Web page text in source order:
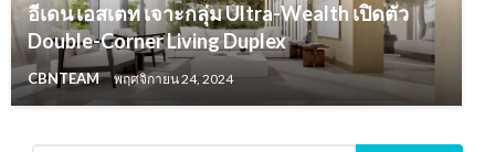
อีเดน เอสเตท เจาะกลุ่ม Ultra-Wealth เปิดตัว
Double-Corner Living Duplex
CBNTEAM พฤศจิกายน 24, 2024